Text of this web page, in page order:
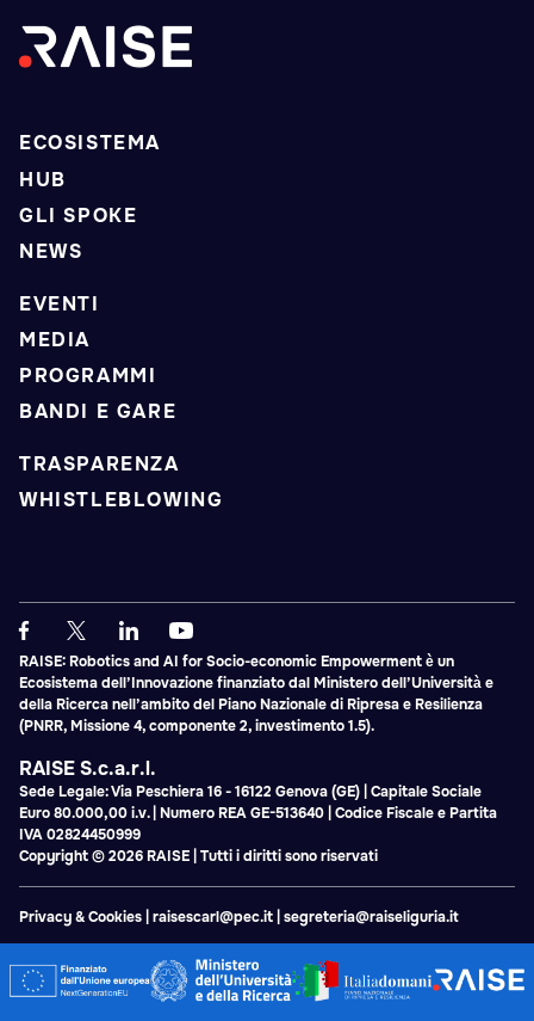
ECOSISTEMA
HUB
GLI SPOKE
NEWS
EVENTI
MEDIA
PROGRAMMI
BANDI E GARE
TRASPARENZA
WHISTLEBLOWING
RAISE: Robotics and AI for Socio-economic Empowerment è un
Ecosistema dell’Innovazione finanziato dal Ministero dell’Università e
della Ricerca nell’ambito del Piano Nazionale di Ripresa e Resilienza
(PNRR, Missione 4, componente 2, investimento 1.5).
RAISE S.c.a.r.l.
Sede Legale: Via Peschiera 16 - 16122 Genova (GE) | Capitale Sociale
Euro 80.000,00 i.v. | Numero REA GE-513640 | Codice Fiscale e Partita
IVA 02824450999
Copyright © 2026 RAISE | Tutti i diritti sono riservati
Privacy & Cookies raisescarl@pec.it segreteria@raiseliguria.it